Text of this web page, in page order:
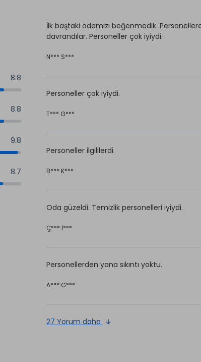
8.8
8.8
9.8
8.7
İlk baştaki odamızı beğenmedik.
davrandılar. Personeller çok iyiydi.
N*** S***
Personeller çok iyiydi.
T*** G***
Personeller ilgililerdi.
B*** K***
Oda güzeldi. Temizlik personelleri iyiydi.
Ç*** İ***
Personellerden yana sıkıntı yoktu.
A*** G***
27 Yorum daha